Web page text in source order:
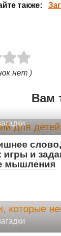
также:
нет )
Вам
игры и
мышления